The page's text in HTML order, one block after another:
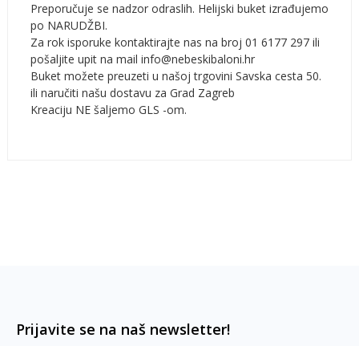
Preporučuje se nadzor odraslih. Helijski buket izrađujemo
po NARUDŽBI.
Za rok isporuke kontaktirajte nas na broj 01 6177 297 ili
pošaljite upit na mail info@nebeskibaloni.hr
Buket možete preuzeti u našoj trgovini Savska cesta 50.
ili naručiti našu dostavu za Grad Zagreb
Kreaciju NE šaljemo GLS -om.
Prijavite se na naš newsletter!